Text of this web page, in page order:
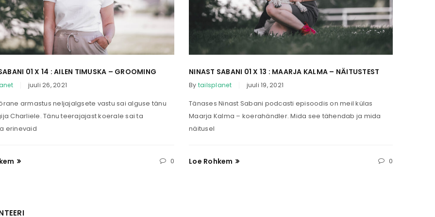
and for other purposes described in ourprivaatsuspoliitika.
REGISTREERU
01 X 14 : AILEN TIMUSKA – GROOMING
juuli 26, 2021
armastus neljajalgsete vastu sai alguse tänu
Charliele. Tänu teerajajast koerale sai ta
erinevaid
0
NINAST SABANI 01 X 13 : MAARJA KALMA – NÄITUSTEST
By tailsplanet juuli 19, 2021
Tänases Ninast Sabani podcasti episoodis on meil külas
Maarja Kalma – koerahändler. Mida see tähendab ja mida
näitusel
Loe Rohkem 0